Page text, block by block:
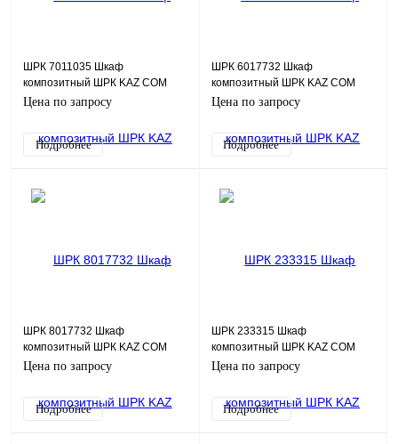
ШРК 7011035 Шкаф
композитный ШРК KAZ COM
(пластик), IP54, 700х1100х350
Цена по запросу
Подробнее
ШРК 6017732 Шкаф
композитный ШРК KAZ COM
(пластик), IP54, 600х1770х320
Цена по запросу
Подробнее
ШРК 8017732 Шкаф
композитный ШРК KAZ COM
(пластик), IP54, 800х1770х320
Цена по запросу
Подробнее
ШРК 233315 Шкаф
композитный ШРК KAZ COM
(пластик), IP65, 230х330х150
Цена по запросу
Подробнее